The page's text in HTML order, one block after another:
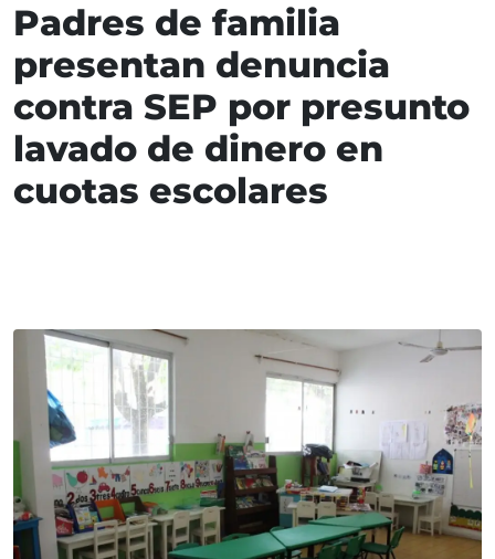
Padres de familia
presentan denuncia
contra SEP por presunto
lavado de dinero en
cuotas escolares